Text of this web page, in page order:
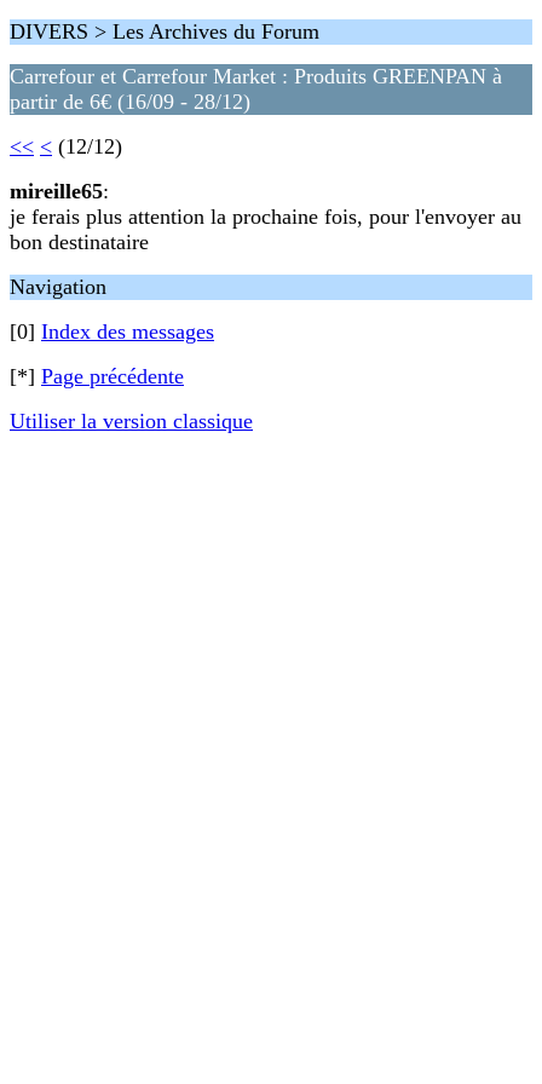
DIVERS > Les Archives du Forum
Carrefour et Carrefour Market : Produits GREENPAN à
partir de 6€ (16/09 - 28/12)
<< < (12/12)
mireille65:
je ferais plus attention la prochaine fois, pour l'envoyer au
bon destinataire
Navigation
[0] Index des messages
[*] Page précédente
Utiliser la version classique